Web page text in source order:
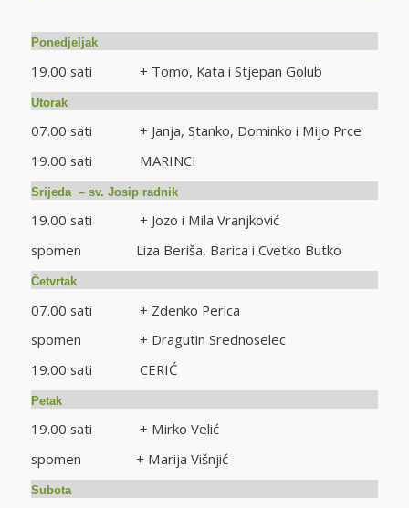
Ponedjeljak
19.00 sati + Tomo, Kata i Stjepan Golub
Utorak
07.00 sati + Janja, Stanko, Dominko i Mijo Prce
19.00 sati MARINCI
Srijeda – sv. Josip radnik
19.00 sati + Jozo i Mila Vranjković
spomen Liza Beriša, Barica i Cvetko Butko
Četvrtak
07.00 sati + Zdenko Perica
spomen + Dragutin Srednoselec
19.00 sati CERIĆ
Petak
19.00 sati + Mirko Velić
spomen + Marija Višnjić
Subota